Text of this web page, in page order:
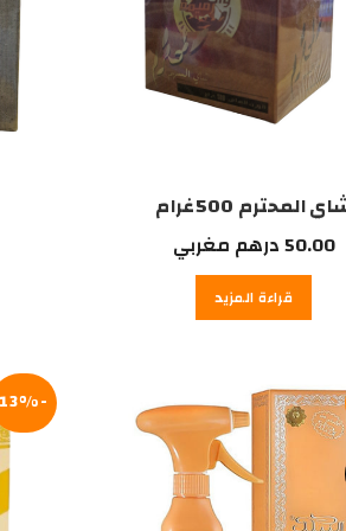
المحترم 500غرام
50.00درهم مغربي
قراءة المزيد
-13%